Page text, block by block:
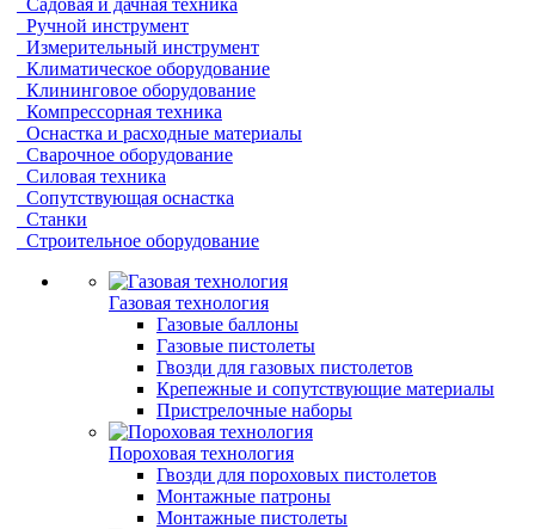
Садовая и дачная техника
Ручной инструмент
Измерительный инструмент
Климатическое оборудование
Клининговое оборудование
Компрессорная техника
Оснастка и расходные материалы
Сварочное оборудование
Силовая техника
Сопутствующая оснастка
Станки
Строительное оборудование
Газовая технология
Газовые баллоны
Газовые пистолеты
Гвозди для газовых пистолетов
Крепежные и сопутствующие материалы
Пристрелочные наборы
Пороховая технология
Гвозди для пороховых пистолетов
Монтажные патроны
Монтажные пистолеты